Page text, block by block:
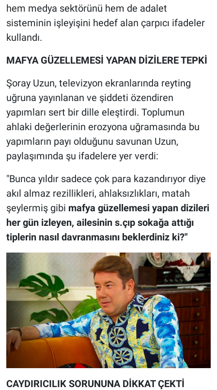
hem medya sektörünü hem de adalet
sisteminin işleyişini hedef alan çarpıcı ifadeler
kullandı.
MAFYA GÜZELLEMESİ YAPAN DİZİLERE TEPKİ
Şoray Uzun, televizyon ekranlarında reyting
uğruna yayınlanan ve şiddeti özendiren
yapımları sert bir dille eleştirdi. Toplumun
ahlaki değerlerinin erozyona uğramasında bu
yapımların payı olduğunu savunan Uzun,
paylaşımında şu ifadelere yer verdi:
"Bunca yıldır sadece çok para kazandırıyor diye
akıl almaz rezillikleri, ahlaksızlıkları, matah
şeylermiş gibi mafya güzellemesi yapan dizileri
her gün izleyen, ailesinin s.çıp sokağa attığı
tiplerin nasıl davranmasını beklerdiniz ki?"
CAYDIRICILIK SORUNUNA DİKKAT ÇEKTİ